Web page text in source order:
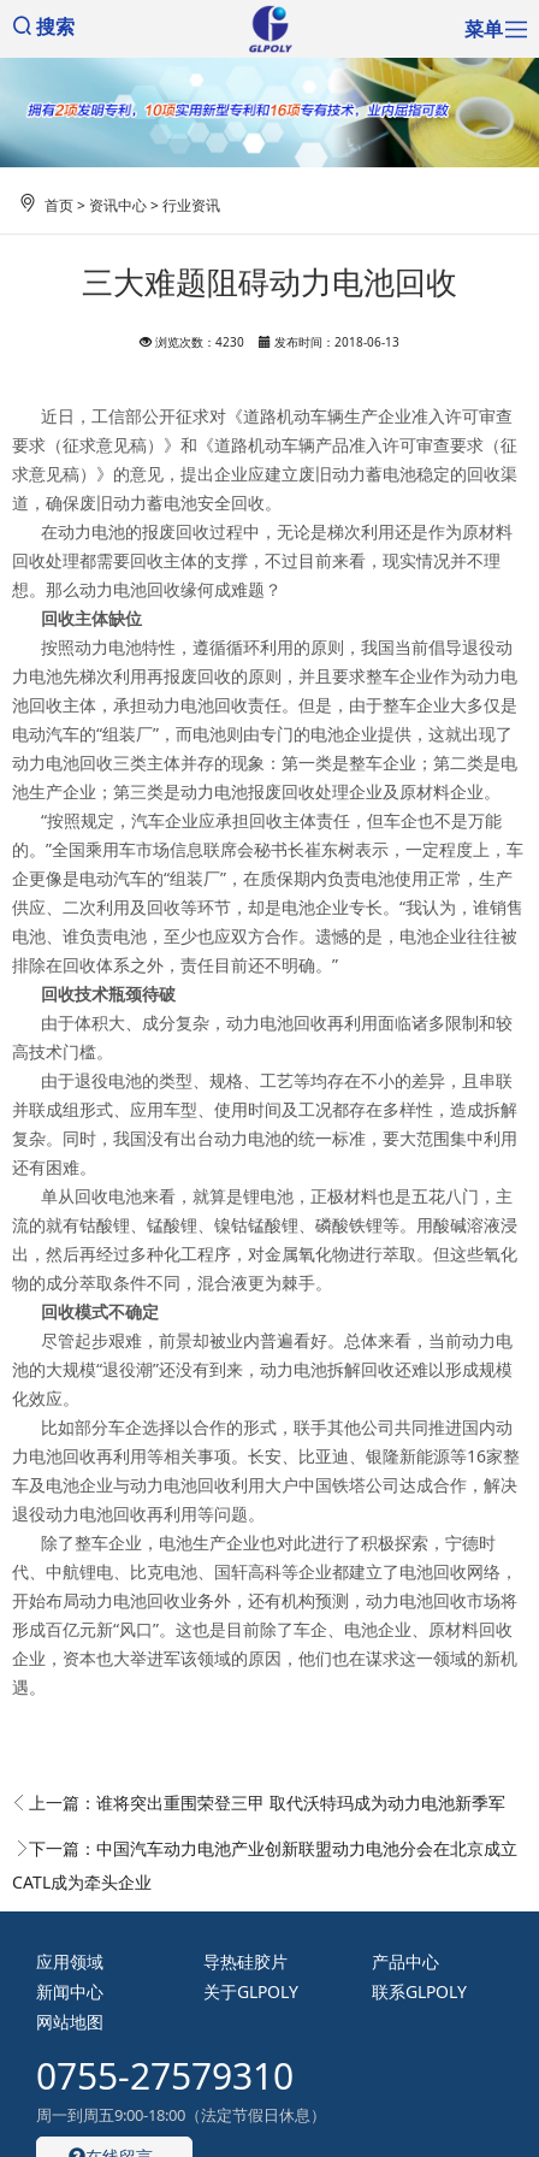
搜索 菜单
首页> 资讯中心>行业资讯
三大难题阻碍动力电池回收
浏览次数：4230 发布时间：2018-06-13
近日，工信部公开征求对《道路机动车辆生产企业准入许可审查
要求（征求意见稿）》和《道路机动车辆产品准入许可审查要求（征
求意见稿）》的意见，提出企业应建立废旧动力蓄电池稳定的回收渠
道，确保废旧动力蓄电池安全回收。
在动力电池的报废回收过程中，无论是梯次利用还是作为原材料
回收处理都需要回收主体的支撑，不过目前来看，现实情况并不理
想。那么动力电池回收缘何成难题？
回收主体缺位
按照动力电池特性，遵循循环利用的原则，我国当前倡导退役动
力电池先梯次利用再报废回收的原则，并且要求整车企业作为动力电
池回收主体，承担动力电池回收责任。但是，由于整车企业大多仅是
电动汽车的“组装厂”，而电池则由专门的电池企业提供，这就出现了
动力电池回收三类主体并存的现象：第一类是整车企业；第二类是电
池生产企业；第三类是动力电池报废回收处理企业及原材料企业。
“按照规定，汽车企业应承担回收主体责任，但车企也不是万能
的。”全国乘用车市场信息联席会秘书长崔东树表示，一定程度上，车
企更像是电动汽车的“组装厂”，在质保期内负责电池使用正常，生产
供应、二次利用及回收等环节，却是电池企业专长。“我认为，谁销售
电池、谁负责电池，至少也应双方合作。遗憾的是，电池企业往往被
排除在回收体系之外，责任目前还不明确。”
回收技术瓶颈待破
由于体积大、成分复杂，动力电池回收再利用面临诸多限制和较
高技术门槛。
由于退役电池的类型、规格、工艺等均存在不小的差异，且串联
并联成组形式、应用车型、使用时间及工况都存在多样性，造成拆解
复杂。同时，我国没有出台动力电池的统一标准，要大范围集中利用
还有困难。
单从回收电池来看，就算是锂电池，正极材料也是五花八门，主
流的就有钴酸锂、锰酸锂、镍钴锰酸锂、磷酸铁锂等。用酸碱溶液浸
出，然后再经过多种化工程序，对金属氧化物进行萃取。但这些氧化
物的成分萃取条件不同，混合液更为棘手。
回收模式不确定
尽管起步艰难，前景却被业内普遍看好。总体来看，当前动力电
池的大规模“退役潮”还没有到来，动力电池拆解回收还难以形成规模
化效应。
比如部分车企选择以合作的形式，联手其他公司共同推进国内动
力电池回收再利用等相关事项。长安、比亚迪、银隆新能源等16家整
车及电池企业与动力电池回收利用大户中国铁塔公司达成合作，解决
退役动力电池回收再利用等问题。
除了整车企业，电池生产企业也对此进行了积极探索，宁德时
代、中航锂电、比克电池、国轩高科等企业都建立了电池回收网络，
开始布局动力电池回收业务外，还有机构预测，动力电池回收市场将
形成百亿元新“风口”。这也是目前除了车企、电池企业、原材料回收
企业，资本也大举进军该领域的原因，他们也在谋求这一领域的新机
遇。
上一篇： 谁将突出重围荣登三甲 取代沃特玛成为动力电池新季军
下一篇： 中国汽车动力电池产业创新联盟动力电池分会在北京成立
CATL成为牵头企业
应用领域 导热硅胶片
产品中心
新闻中心
关于GLPOLY
联系GLPOLY
网站地图
0755-27579310
周一到周五9:00-18:00（法定节假日休息）